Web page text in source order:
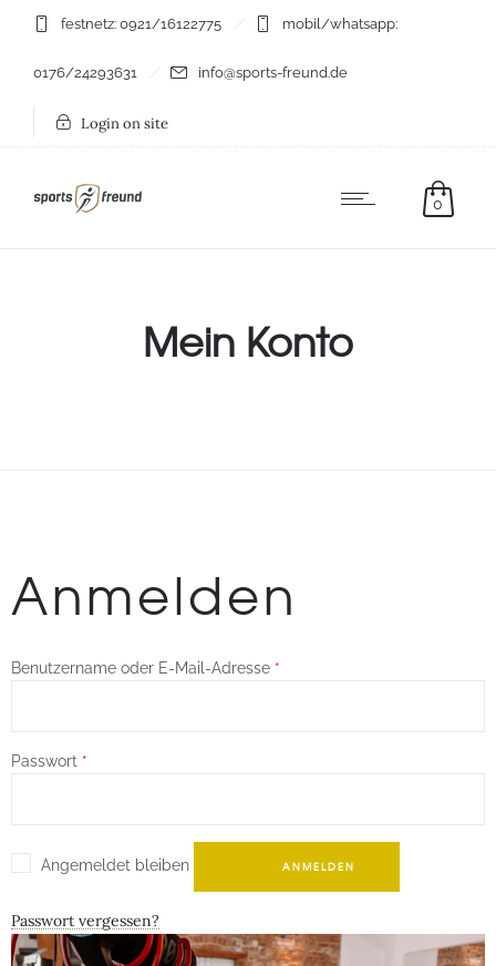
festnetz: 0921/16122775 mobil/whatsapp:
0176/24293631 info@sports-freund.de
Login on site
0
Mein Konto
Anmelden
Benutzername oder E-Mail-Adresse *
Passwort *
Angemeldet bleiben ANMELDEN
Passwort vergessen?